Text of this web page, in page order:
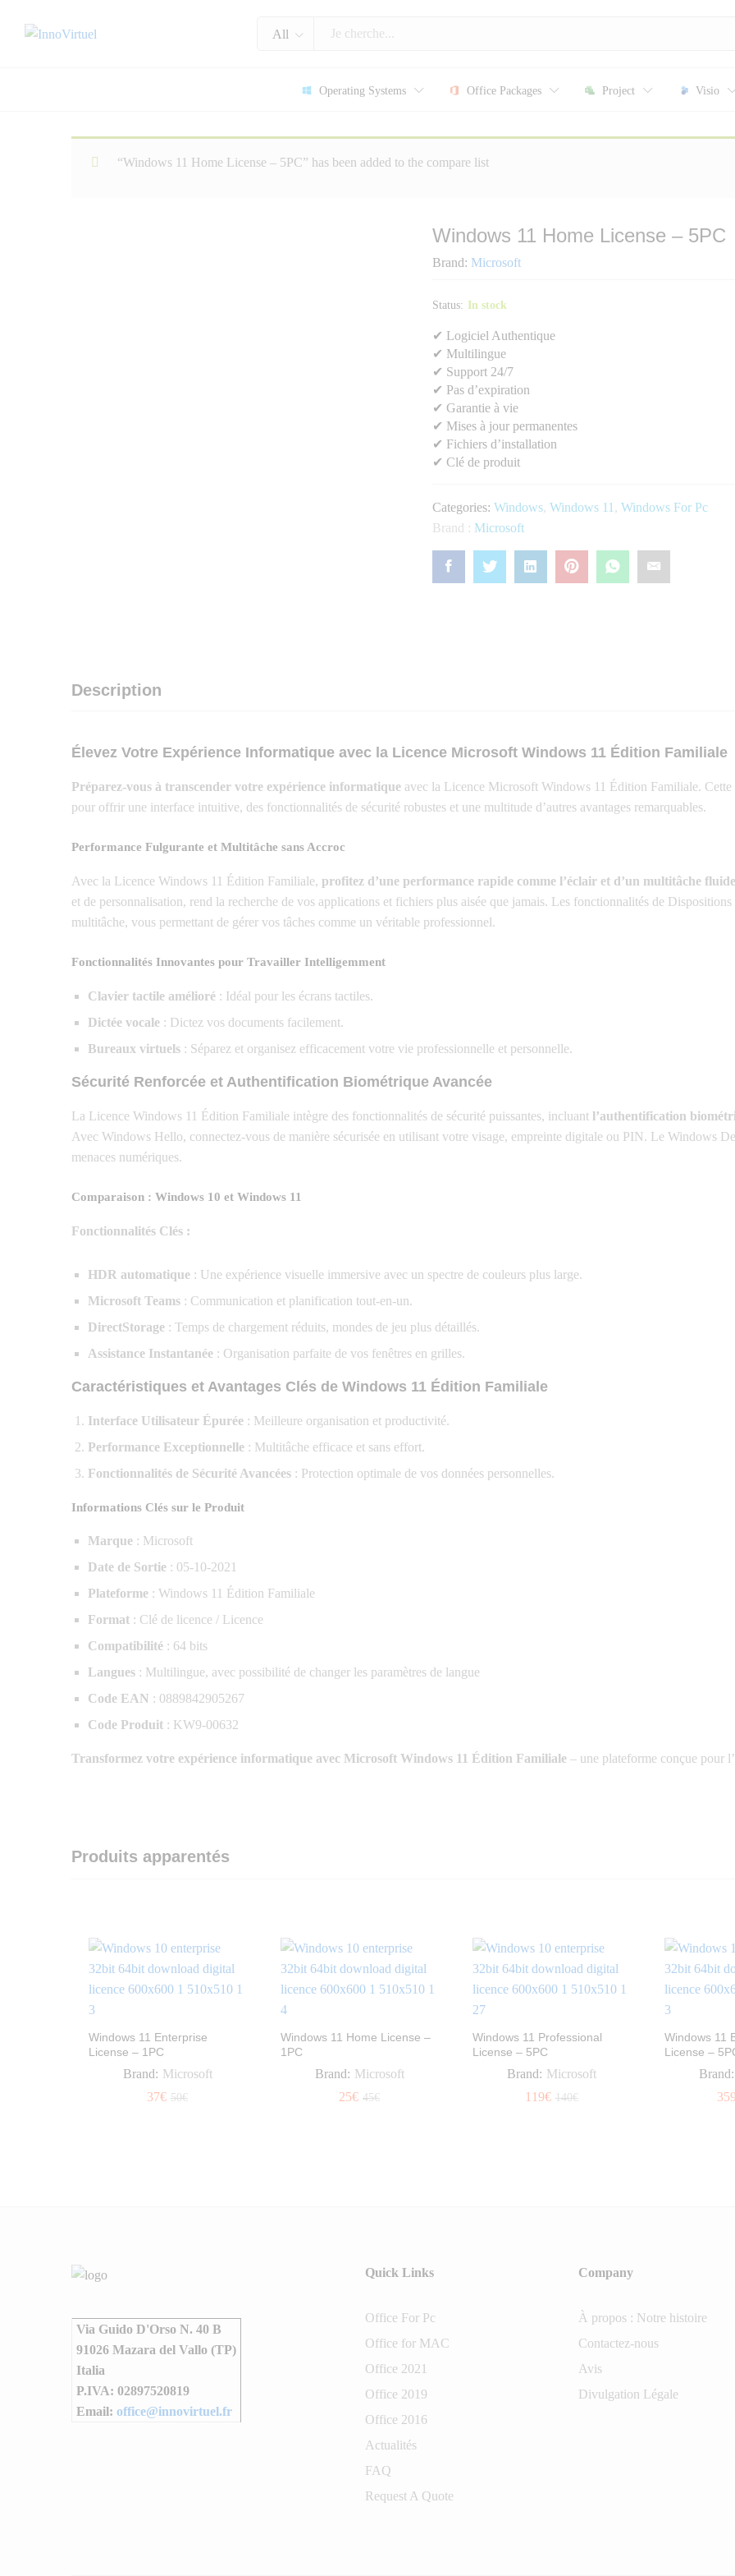
All
Operating Systems Office Packages Project Visio
“Windows 11 Home License – 5PC” has been added to the compare list
Windows 11 Home License – 5PC
Brand: Microsoft
Status: In stock
✔ Logiciel Authentique
✔ Multilingue
✔ Support 24/7
✔ Pas d’expiration
✔ Garantie à vie
✔ Mises à jour permanentes
✔ Fichiers d’installation
✔ Clé de produit
Categories: Windows, Windows 11 , Windows For Pc
Brand : Microsoft
Description
Élevez Votre Expérience Informatique avec la Licence Microsoft Windows 11 Édition Familiale
Préparez-vous à transcender votre expérience informatique avec la Licence Microsoft Windows 11 Édition Familiale.
pour offrir une interface intuitive, des fonctionnalités de sécurité robustes et une multitude d’autres avantages remarquables.
Performance Fulgurante et Multitâche sans Accroc
Avec la Licence Windows 11 Édition Familiale, profitez d’une performance rapide comme l’éclair et d’un multitâche fluide
et de personnalisation, rend la recherche de vos applications et fichiers plus aisée que jamais. Les fonctionnalités de
multitâche, vous permettant de gérer vos tâches comme un véritable professionnel.
Fonctionnalités Innovantes pour Travailler Intelligemment
Clavier tactile amélioré : Idéal pour les écrans tactiles.
Dictée vocale : Dictez vos documents facilement.
Bureaux virtuels : Séparez et organisez efficacement votre vie professionnelle et personnelle.
Sécurité Renforcée et Authentification Biométrique Avancée
La Licence Windows 11 Édition Familiale intègre des fonctionnalités de sécurité puissantes, incluant l’authentification
Avec Windows Hello, connectez-vous de manière sécurisée en utilisant votre visage, empreinte digitale ou PIN. Le Windows
menaces numériques.
Comparaison : Windows 10 et Windows 11
Fonctionnalités Clés :
HDR automatique : Une expérience visuelle immersive avec un spectre de couleurs plus large.
Microsoft Teams : Communication et planification tout-en-un.
DirectStorage : Temps de chargement réduits, mondes de jeu plus détaillés.
Assistance Instantanée : Organisation parfaite de vos fenêtres en grilles.
Caractéristiques et Avantages Clés de Windows 11 Édition Familiale
Interface Utilisateur Épurée : Meilleure organisation et productivité.
Performance Exceptionnelle : Multitâche efficace et sans effort.
Fonctionnalités de Sécurité Avancées : Protection optimale de vos données personnelles.
Informations Clés sur le Produit
Marque : Microsoft
Date de Sortie : 05-10-2021
Plateforme : Windows 11 Édition Familiale
Format : Clé de licence / Licence
Compatibilité : 64 bits
Langues : Multilingue, avec possibilité de changer les paramètres de langue
Code EAN : 0889842905267
Code Produit : KW9-00632
Transformez votre expérience informatique avec Microsoft Windows 11 Édition Familiale – une plateforme conçue pour
Produits apparentés
Windows 11 Enterprise
License – 1PC
Brand: Microsoft
37€ 50€
37€ 50€
Windows 11 Home License –
1PC
Brand: Microsoft
25€ 45€
25€ 45€
Windows 11 Professional
License – 5PC
Brand: Microsoft
119€ 140€
119€ 140€
Windows 11
License –
Brand:
Via Guido D'Orso N. 40 B
91026 Mazara del Vallo (TP)
Italia
P.IVA: 02897520819
Email: office@innovirtuel.fr
Quick Links
Office For Pc
Office for MAC
Office 2021
Office 2019
Office 2016
Actualités
FAQ
Request A Quote
Company
À propos : Notre histoire
Contactez-nous
Avis
Divulgation Légale
Windows 11 Home License – 5PC